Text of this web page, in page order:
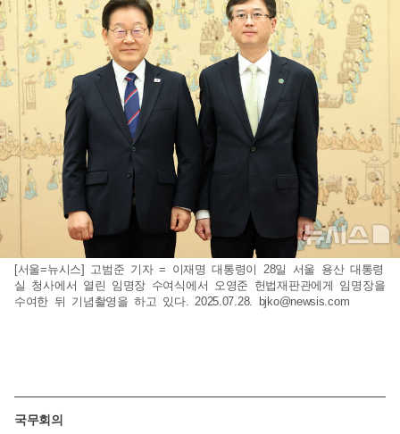
[서울=뉴시스] 고범준 기자 = 이재명 대통령이 28일 서울 용산 대통령
실 청사에서 열린 임명장 수여식에서 오영준 헌법재판관에게 임명장을
수여한 뒤 기념촬영을 하고 있다. 2025.07.28.
bjko@newsis.com
국무회의